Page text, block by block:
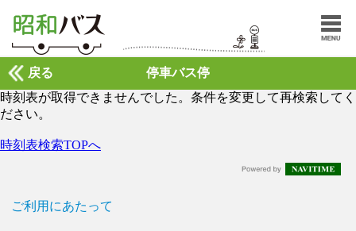
停車バス停
戻る
時刻表が取得できませんでした。条件を変更して再検索してく
ださい。
時刻表検索TOPへ
ご利用にあたって